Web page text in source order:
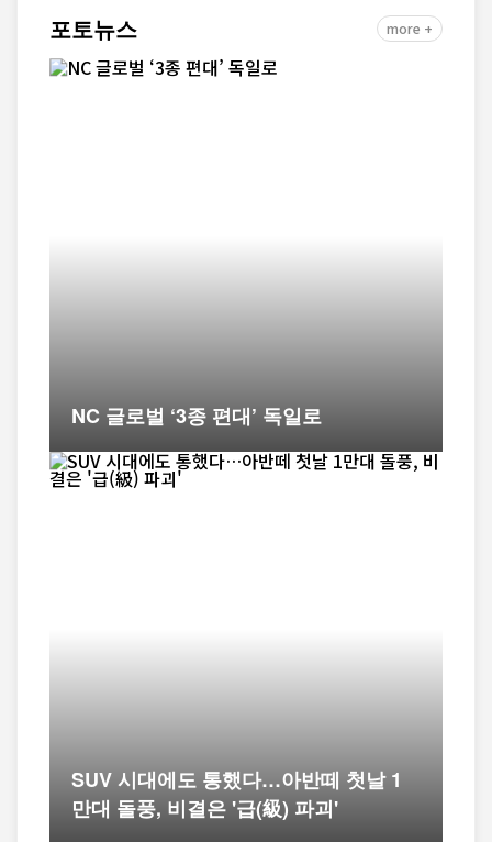
포토뉴스 more +
NC 글로벌 ‘3종 편대’ 독일로
SUV 시대에도 통했다…아반떼 첫날 1
만대 돌풍, 비결은 '급(級) 파괴'